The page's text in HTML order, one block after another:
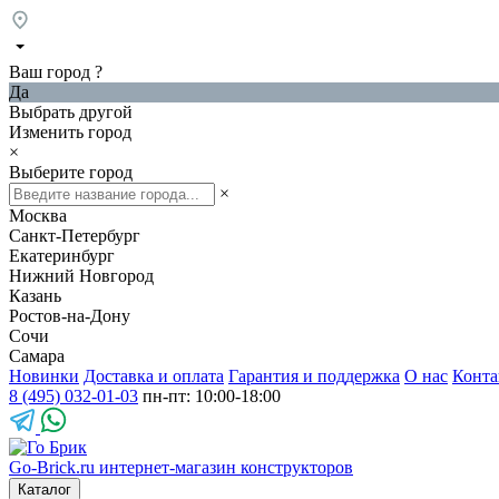
Ваш город ?
Да
Выбрать другой
Изменить город
×
Выберите город
×
Москва
Санкт-Петербург
Екатеринбург
Нижний Новгород
Казань
Ростов-на-Дону
Сочи
Самара
Новинки Доставка и оплата Гарантия и поддержка О нас
8 (495) 032-01-03 пн-пт: 10:00-18:00
Go-Brick.ru интернет-магазин конструкторов
Каталог